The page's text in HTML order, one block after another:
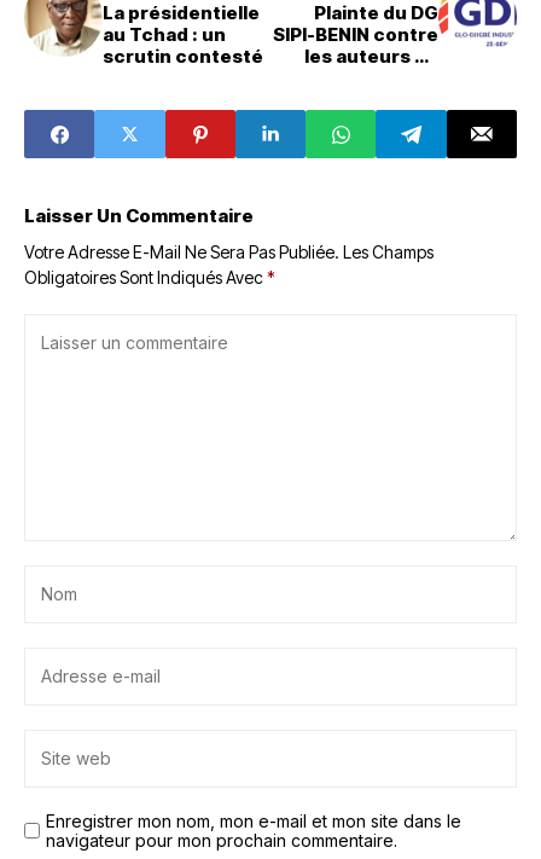
La présidentielle
au Tchad : un
scrutin contesté
Plainte du DG
SIPI-BENIN contre
les auteurs de
recrutements,
proactivité et
responsabilité
inappropriées
Laisser Un Commentaire
Votre Adresse E-Mail Ne Sera Pas Publiée. Les Champs
Obligatoires Sont Indiqués Avec*
Enregistrer mon nom, mon e-mail et mon site dans le
navigateur pour mon prochain commentaire.